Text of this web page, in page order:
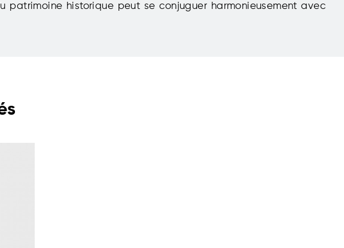
patrimoine historique peut se conjuguer harmonieusement avec